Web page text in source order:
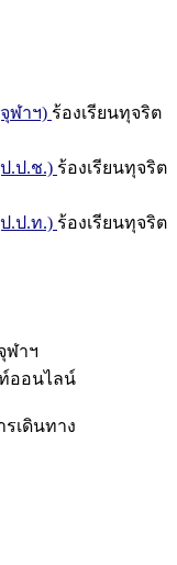
ฬาฯ) ร้องเรียนทุจริต
.ป.ช.) ร้องเรียนทุจริต
.ป.ท.) ร้องเรียนทุจริต
ฬาฯ
ออนไลน์
เดินทาง